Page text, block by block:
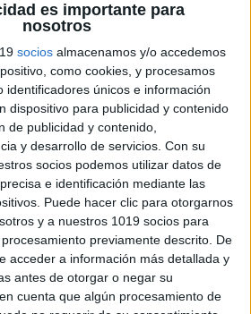
es importante para
nosotros
socios almacenamos y/o accedemos
como cookies, y procesamos
identificadores únicos e información
dispositivo para publicidad y contenido
de publicidad y contenido,
y desarrollo de servicios. Con su
socios podemos utilizar datos de
e identificación mediante las
Puede hacer clic para otorgarnos
y a nuestros 1019 socios para
previamente descrito. De
acceder a información más detallada y
antes de otorgar o negar su
cuenta que algún procesamiento de